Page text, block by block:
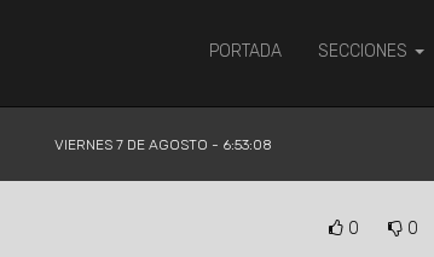
PORTADA SECCIONES
VIERNES 7 DE AGOSTO - 6:53:09
0 0